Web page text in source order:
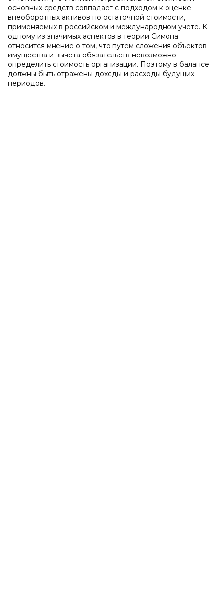
основных средств совпадает с подходом к оценке
внеоборотных активов по остаточной стоимости,
применяемых в российском и международном учёте. К
одному из значимых аспектов в теории Симона
относится мнение о том, что путём сложения объектов
имущества и вычета обязательств невозможно
определить стоимость организации. Поэтому в балансе
должны быть отражены доходы и расходы будущих
периодов.